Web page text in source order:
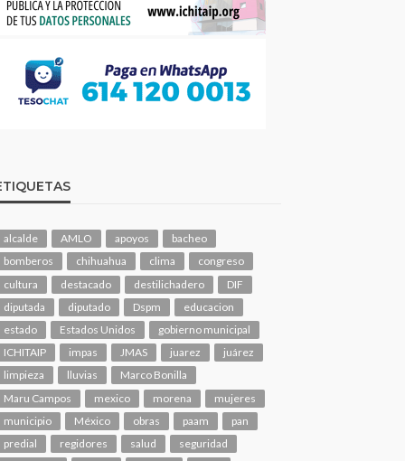
alcalde AMLO apoyos
bacheo
bomberos
chihuahua clima
congreso
cultura
destacado destilichadero
DIF
diputada
diputado Dspm
educacion
estado
Estados Unidos
gobierno municipal
ICHITAIP
impas JMAS juarez
juárez
limpieza
lluvias
Marco Bonilla
Maru Campos
mexico morena
mujeres
municipio
México obras paam
pan
predial
regidores salud
seguridad